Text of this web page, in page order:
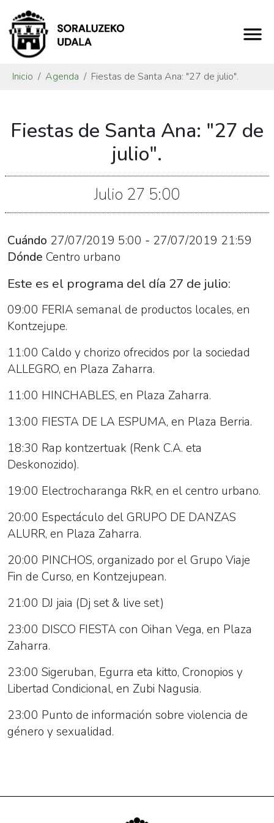
Inicio Agenda Fiestas de Santa Ana: "27 de julio".
de-
27-
julio
de
Santa
Ana:
de
julio".
07-
27T07:00:00+02:00
2019-
27T23:59:00+02:00
Este
es
programa
del
día
27
de
julio:
Fiestas de Santa Ana: "27 de
julio".
Julio 27 5:00
Cuándo 27/07/2019 5:00 - 27/07/2019 21:59
Dónde Centro urbano
Este es el programa del día 27 de julio:
09:00 FERIA semanal de productos locales, en
Kontzejupe.
11:00 Caldo y chorizo ofrecidos por la sociedad
ALLEGRO, en Plaza Zaharra.
11:00 HINCHABLES, en Plaza Zaharra.
13:00 FIESTA DE LA ESPUMA, en Plaza Berria.
18:30 Rap kontzertuak (Renk C.A. eta
Deskonozido).
19:00 Electrocharanga RkR, en el centro urbano.
20:00 Espectáculo del GRUPO DE DANZAS
ALURR, en Plaza Zaharra.
20:00 PINCHOS, organizado por el Grupo Viaje
Fin de Curso, en Kontzejupean.
21:00 DJ jaia (Dj set & live set)
23:00 DISCO FIESTA con Oihan Vega, en Plaza
Zaharra.
23:00 Sigeruban, Egurra eta kitto, Cronopios y
Libertad Condicional, en Zubi Nagusia.
23:00 Punto de información sobre violencia de
género y sexualidad.